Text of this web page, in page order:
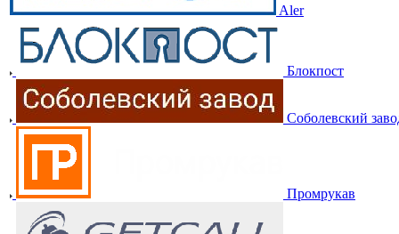
Aler
Блокпост
Соболевский
Промрукав